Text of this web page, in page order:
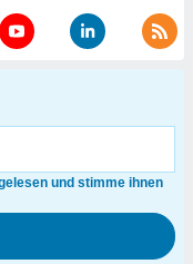
und stimme ihnen